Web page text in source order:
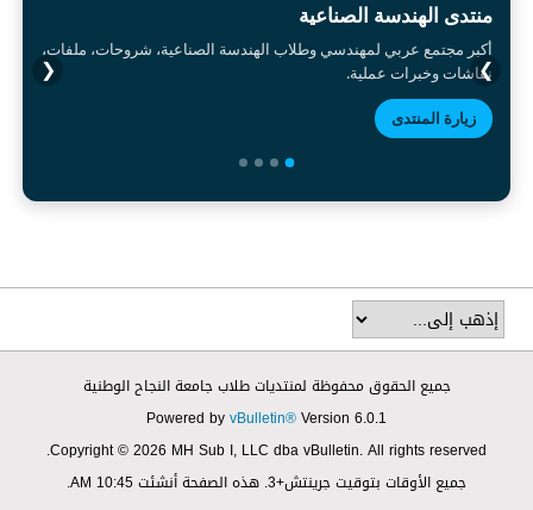
منتدى الهندسة الصناعية
أكبر مجتمع عربي لمهندسي وطلاب الهندسة الصناعية، شروحات، ملفات،
نقاشات وخبرات عملية.
زيارة المنتدى
❮ ❯
جميع الحقوق محفوظة لمنتديات طلاب جامعة النجاح الوطنية
Powered byvBulletin®Version 6.0.1
Copyright © 2026 MH Sub I, LLC dba vBulletin. All rights reserved.
جميع الأوقات بتوقيت جرينتش+3. هذه الصفحة أنشئت 10:45 AM.